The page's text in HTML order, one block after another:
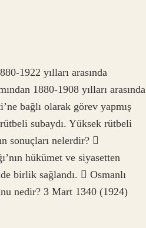
1922 yılları arasında
1880-1908 yılları arasında
bağlı olarak görev yapmış
subaydı. Yüksek rütbeli
sonuçları nelerdir? 
hükümet ve siyasetten
birlik sağlandı.  Osmanlı
nedir? 3 Mart 1340 (1924)